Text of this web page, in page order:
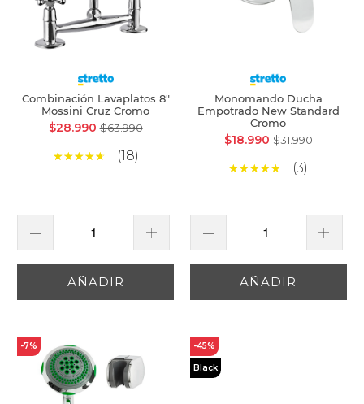
Combinación Lavaplatos 8"
Mossini Cruz Cromo
$28.990$63.990
(18)
AÑADIR
Monomando Ducha
Empotrado New Standard
Cromo
$18.990 $31.990
(3)
AÑADIR
-7% -45%
Black